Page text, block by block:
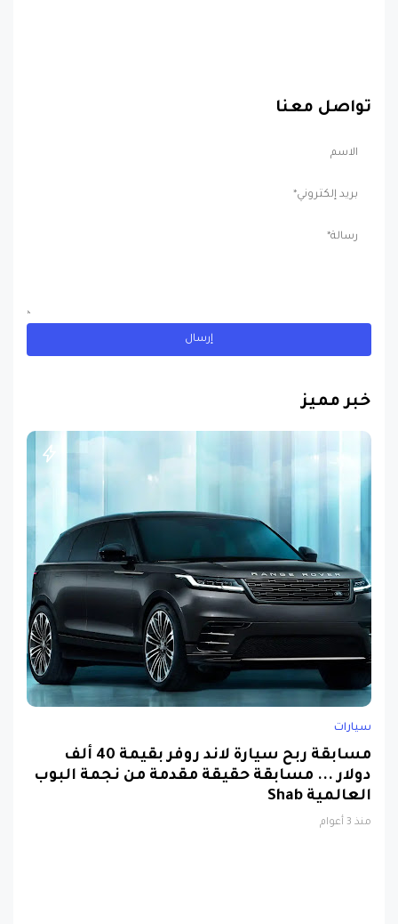
تواصل معنا
خبر مميز
سيارات
مسابقة ربح سيارة لاند روفر بقيمة 40 ألف
دولار ... مسابقة حقيقة مقدمة من نجمة البوب
العالمية Shab
منذ 3 أعوام